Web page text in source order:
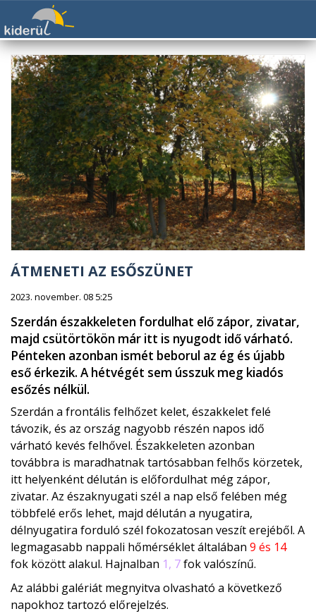
ÁTMENETI AZ ESŐSZÜNET
2023. november. 08 5:25
Szerdán északkeleten fordulhat elő zápor, zivatar,
majd csütörtökön már itt is nyugodt idő várható.
Pénteken azonban ismét beborul az ég és újabb
eső érkezik. A hétvégét sem ússzuk meg kiadós
esőzés nélkül.
Szerdán a frontális felhőzet kelet, északkelet felé
távozik, és az ország nagyobb részén napos idő
várható kevés felhővel. Északkeleten azonban
továbbra is maradhatnak tartósabban felhős körzetek,
itt helyenként délután is előfordulhat még zápor,
zivatar. Az északnyugati szél a nap első felében még
többfelé erős lehet, majd délután a nyugatira,
délnyugatira forduló szél fokozatosan veszít erejéből. A
legmagasabb nappali hőmérséklet általában 9 és 14
fok között alakul. Hajnalban 1, 7fok valószínű.
Az alábbi galériát megnyitva olvasható a következő
napokhoz tartozó előrejelzés.